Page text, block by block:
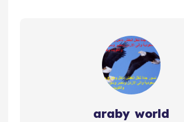
araby world